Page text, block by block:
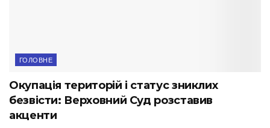
ГОЛОВНЕ
Окупація територій і статус зниклих
безвісти: Верховний Суд розставив
акценти